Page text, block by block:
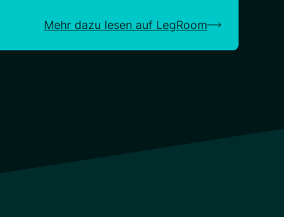
Mehr dazu lesen auf LegRoom